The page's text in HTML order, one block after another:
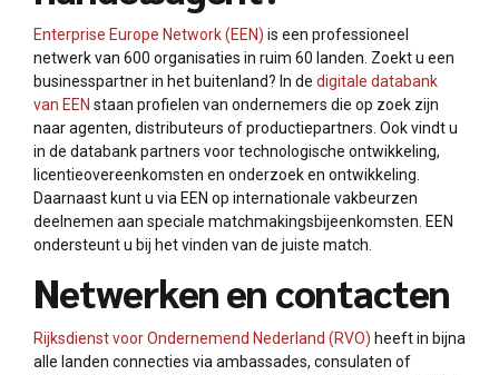
Enterprise Europe Network (EEN) is een professioneel
netwerk van 600 organisaties in ruim 60 landen. Zoekt u een
businesspartner in het buitenland? In de digitale databank
van EEN staan profielen van ondernemers die op zoek zijn
naar agenten, distributeurs of productiepartners. Ook vindt u
in de databank partners voor technologische ontwikkeling,
licentieovereenkomsten en onderzoek en ontwikkeling.
Daarnaast kunt u via EEN op internationale vakbeurzen
deelnemen aan speciale matchmakingsbijeenkomsten. EEN
ondersteunt u bij het vinden van de juiste match.
Netwerken en contacten
Rijksdienst voor Ondernemend Nederland (RVO) heeft in bijna
alle landen connecties via ambassades, consulaten of